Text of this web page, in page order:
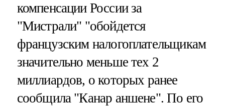
компенсации России за
"Мистрали" "обойдется
французским налогоплательщикам
значительно меньше тех 2
миллиардов, о которых ранее
сообщила "Канар аншене". По его